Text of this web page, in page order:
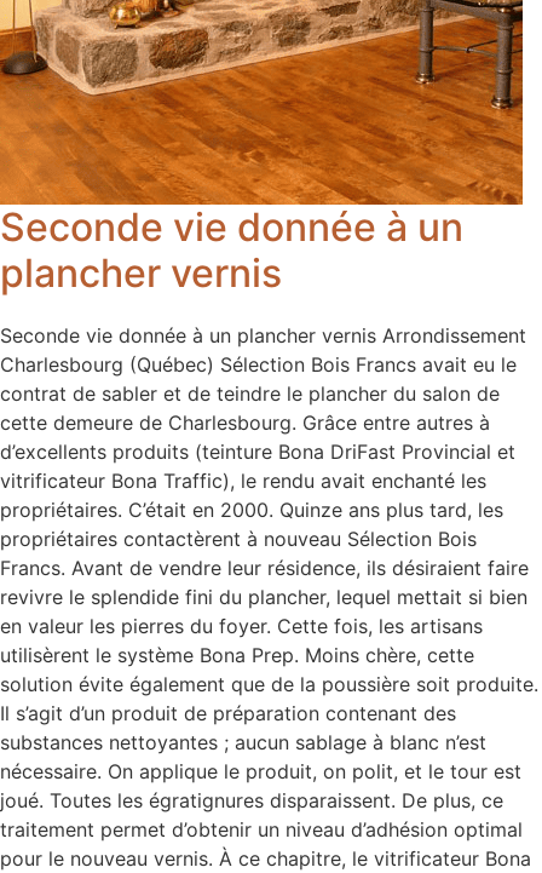
Seconde vie donnée à un
plancher vernis
Seconde vie donnée à un plancher vernis Arrondissement
Charlesbourg (Québec) Sélection Bois Francs avait eu le
contrat de sabler et de teindre le plancher du salon de
cette demeure de Charlesbourg. Grâce entre autres à
d’excellents produits (teinture Bona DriFast Provincial et
vitrificateur Bona Traffic), le rendu avait enchanté les
propriétaires. C’était en 2000. Quinze ans plus tard, les
propriétaires contactèrent à nouveau Sélection Bois
Francs. Avant de vendre leur résidence, ils désiraient faire
revivre le splendide fini du plancher, lequel mettait si bien
en valeur les pierres du foyer. Cette fois, les artisans
utilisèrent le système Bona Prep. Moins chère, cette
solution évite également que de la poussière soit produite.
Il s’agit d’un produit de préparation contenant des
substances nettoyantes ; aucun sablage à blanc n’est
nécessaire. On applique le produit, on polit, et le tour est
joué. Toutes les égratignures disparaissent. De plus, ce
traitement permet d’obtenir un niveau d’adhésion optimal
pour le nouveau vernis. À ce chapitre, le vitrificateur Bona